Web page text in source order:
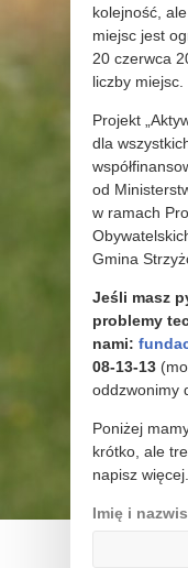
kolejność,
miejsc jest
20 czerwca
liczby miejsc.
Projekt
dla
od
w ramach
Gmina
Jeśli masz
problemy
nami:
08-13-13
oddzwonimy
Poniżej
krótko, ale
napisz
Imię i